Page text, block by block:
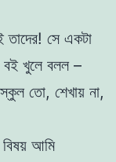
সে একটা
বই খুলে বলল –
তো, শেখায় না,
আমি